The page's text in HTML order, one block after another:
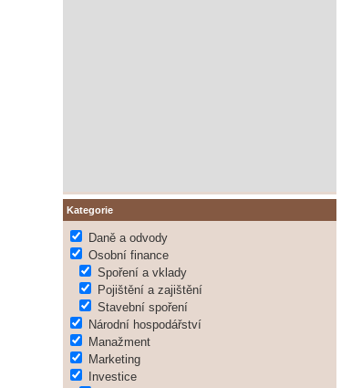
Kategorie
Daně a odvody
Osobní finance
Spoření a vklady
Pojištění a zajištění
Stavební spoření
Národní hospodářství
Manažment
Marketing
Investice